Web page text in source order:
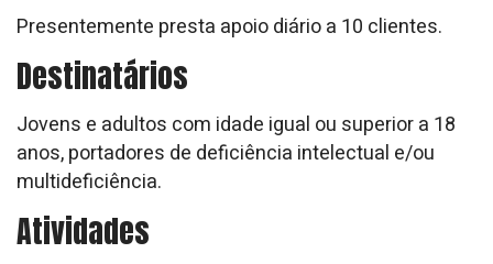
Presentemente presta apoio diário a 10 clientes.
Destinatários
Jovens e adultos com idade igual ou superior a 18
anos, portadores de deficiência intelectual e/ou
multideficiência.
Atividades